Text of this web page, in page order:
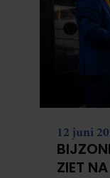
12 juni
ZIET